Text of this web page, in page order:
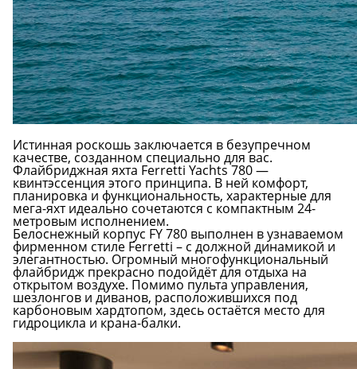
Истинная роскошь заключается в безупречном
качестве, созданном специально для вас.
Флайбриджная яхта Ferretti Yachts 780 —
квинтэссенция этого принципа. В ней комфорт,
планировка и функциональность, характерные для
мега-яхт идеально сочетаются с компактным 24-
метровым исполнением.
Белоснежный корпус FY 780 выполнен в узнаваемом
фирменном стиле Ferretti – с должной динамикой и
элегантностью. Огромный многофункциональный
флайбридж прекрасно подойдёт для отдыха на
открытом воздухе. Помимо пульта управления,
шезлонгов и диванов, расположившихся под
карбоновым хардтопом, здесь остаётся место для
гидроцикла и крана-балки.